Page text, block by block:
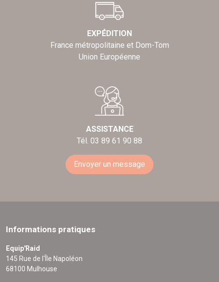
EXPÉDITION
France métropolitaine et Dom-Tom
Union Européenne
ASSISTANCE
Tél. 03 89 61 90 88
Envoyer un message
Informations pratiques
Equip'Raid
145 Rue de l'Île Napoléon
68100 Mulhouse